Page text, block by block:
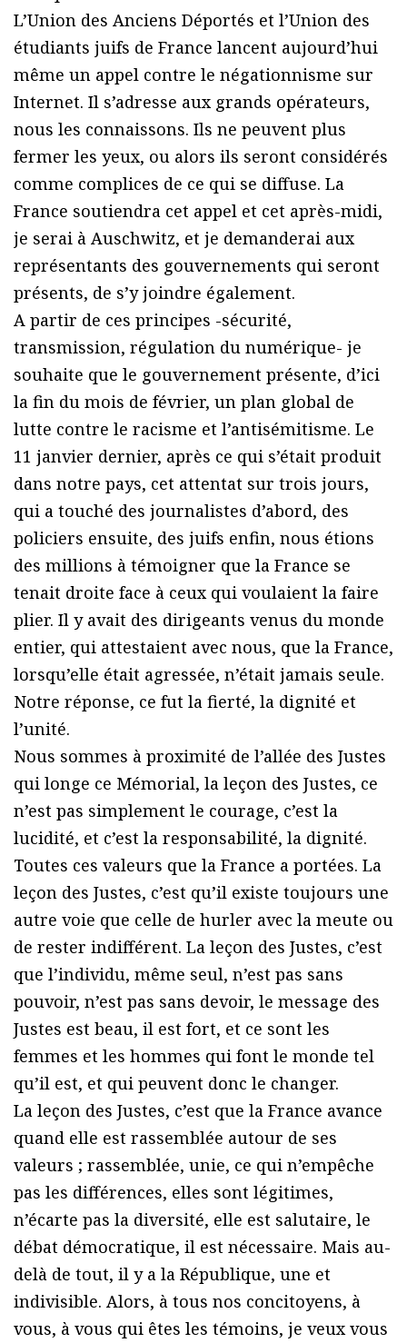
L’Union des Anciens Déportés et l’Union des
étudiants juifs de France lancent aujourd’hui
même un appel contre le négationnisme sur
Internet. Il s’adresse aux grands opérateurs,
nous les connaissons. Ils ne peuvent plus
fermer les yeux, ou alors ils seront considérés
comme complices de ce qui se diffuse. La
France soutiendra cet appel et cet après-midi,
je serai à Auschwitz, et je demanderai aux
représentants des gouvernements qui seront
présents, de s’y joindre également.
A partir de ces principes -sécurité,
transmission, régulation du numérique- je
souhaite que le gouvernement présente, d’ici
la fin du mois de février, un plan global de
lutte contre le racisme et l’antisémitisme. Le
11 janvier dernier, après ce qui s’était produit
dans notre pays, cet attentat sur trois jours,
qui a touché des journalistes d’abord, des
policiers ensuite, des juifs enfin, nous étions
des millions à témoigner que la France se
tenait droite face à ceux qui voulaient la faire
plier. Il y avait des dirigeants venus du monde
entier, qui attestaient avec nous, que la France,
lorsqu’elle était agressée, n’était jamais seule.
Notre réponse, ce fut la fierté, la dignité et
l’unité.
Nous sommes à proximité de l’allée des Justes
qui longe ce Mémorial, la leçon des Justes, ce
n’est pas simplement le courage, c’est la
lucidité, et c’est la responsabilité, la dignité.
Toutes ces valeurs que la France a portées. La
leçon des Justes, c’est qu’il existe toujours une
autre voie que celle de hurler avec la meute ou
de rester indifférent. La leçon des Justes, c’est
que l’individu, même seul, n’est pas sans
pouvoir, n’est pas sans devoir, le message des
Justes est beau, il est fort, et ce sont les
femmes et les hommes qui font le monde tel
qu’il est, et qui peuvent donc le changer.
La leçon des Justes, c’est que la France avance
quand elle est rassemblée autour de ses
valeurs ; rassemblée, unie, ce qui n’empêche
pas les différences, elles sont légitimes,
n’écarte pas la diversité, elle est salutaire, le
débat démocratique, il est nécessaire. Mais au-
delà de tout, il y a la République, une et
indivisible. Alors, à tous nos concitoyens, à
vous, à vous qui êtes les témoins, je veux vous